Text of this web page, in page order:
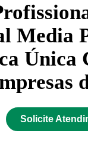
Media
Única
Solicite